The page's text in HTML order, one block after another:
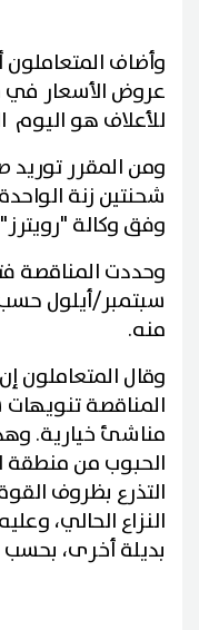
وأضاف المتعاملون
عروض الأسعار في
للأعلاف هو اليوم
ومن المقرر
وفق وكالة
سبتمبر/أيلول
منه.
وقال المتعاملون
المناقصة
مناشئ خيارية.
الحبوب من منطقة
التذرع بظروف
النزاع الحالي،
بديلة أخرى، بحسب